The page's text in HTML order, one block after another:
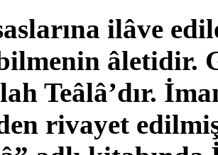
ilâve
âletidir.
Teâlâ’dır.
rivayet